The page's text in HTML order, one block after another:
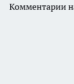
Комментарии